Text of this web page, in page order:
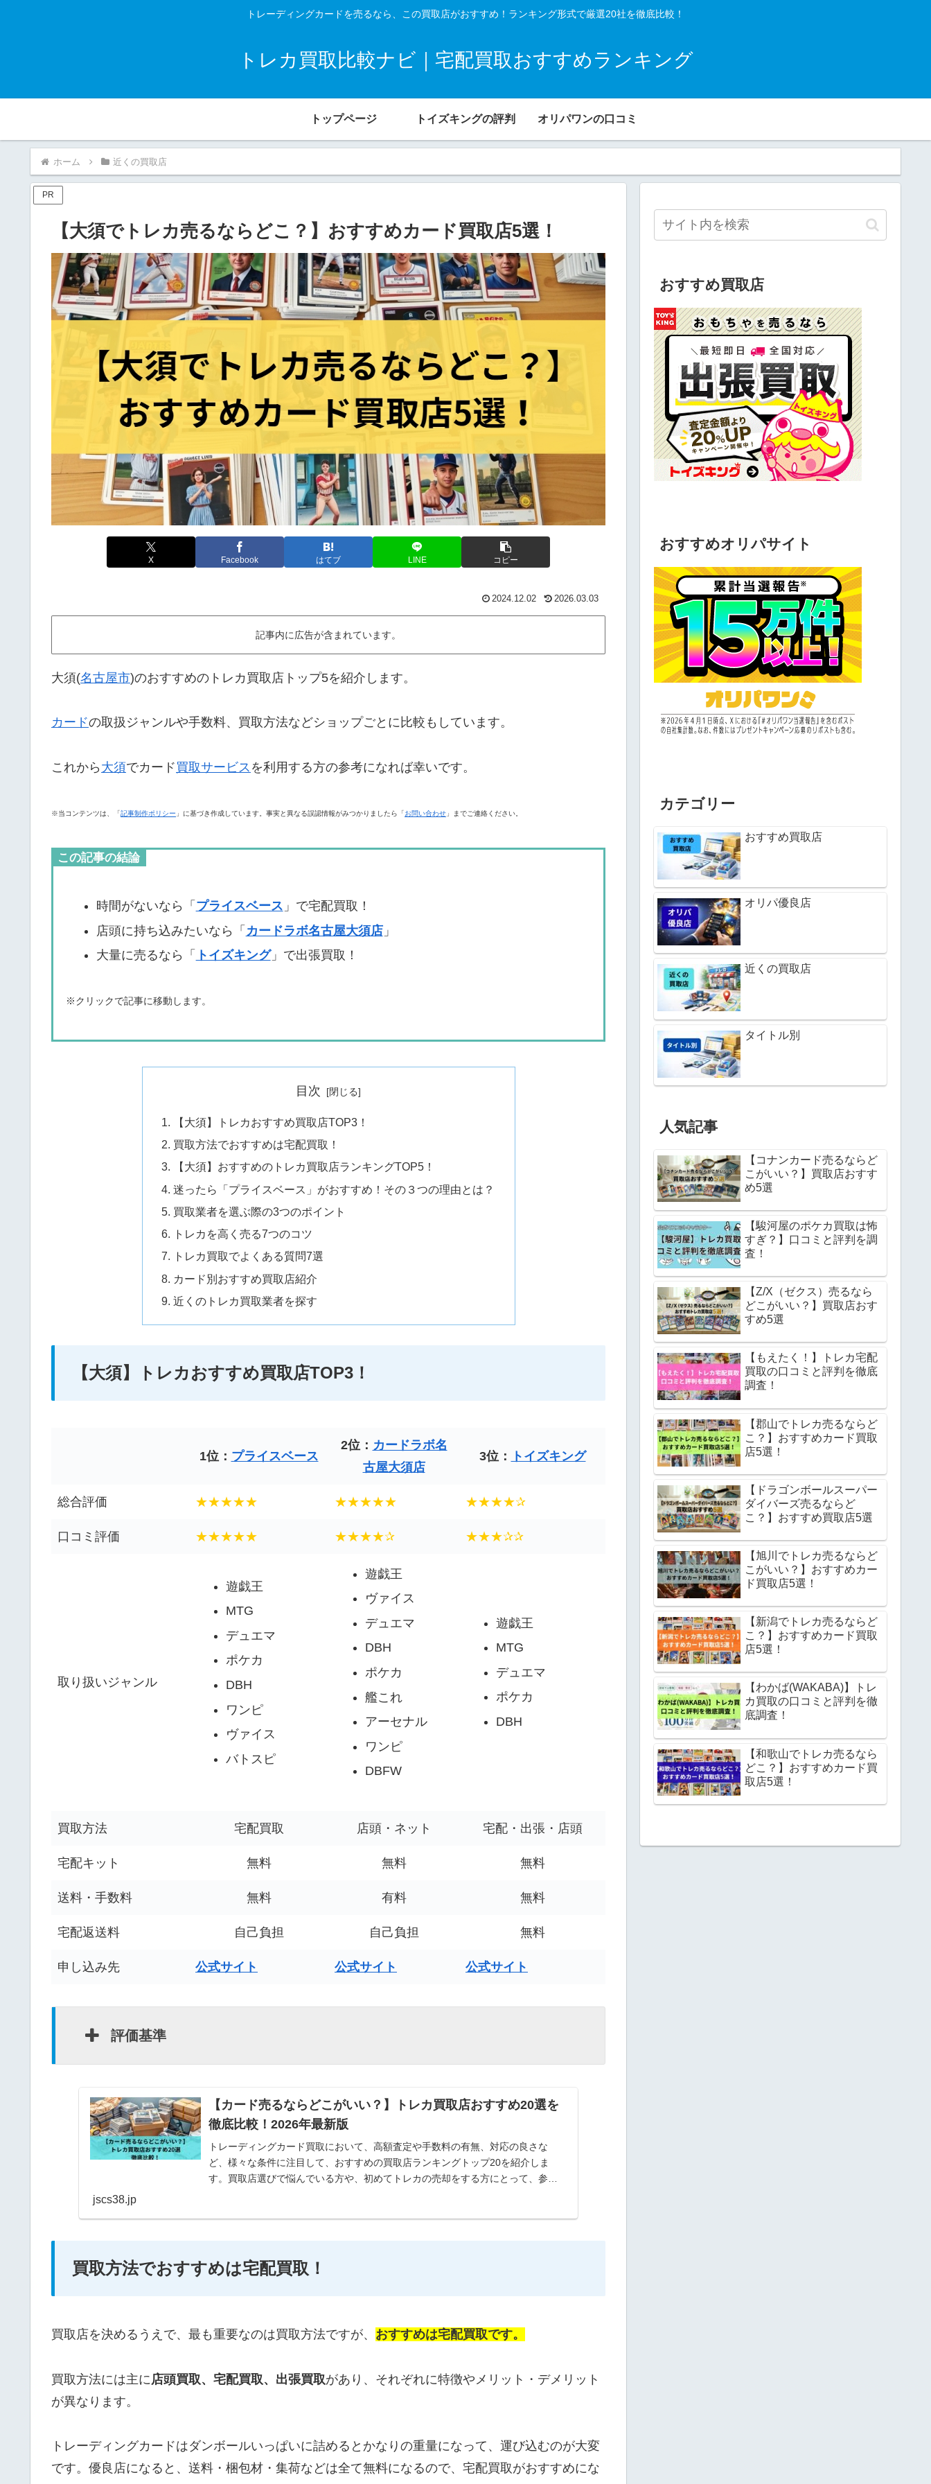
トレーディングカードを売るなら、この買取店がおすすめ！ランキング形式で厳選20社を徹底比較！
トレカ買取比較ナビ｜宅配買取おすすめランキング
トップページ トイズキングの評判 オリパワンの口コミ
ホーム 近くの買取店
PR
【大須でトレカ売るならどこ？】おすすめカード買取店5選！
X Facebook はてブ LINE コピー
2024.12.02 2026.03.03
記事内に広告が含まれています。
大須(名古屋市)のおすすめのトレカ買取店トップ5を紹介します。
カードの取扱ジャンルや手数料、買取方法などショップごとに比較もしています。
これから 大須でカード買取サービス を利用する方の参考になれば幸いです。
※当コンテンツは、「記事制作ポリシー 」に基づき作成しています。事実と異なる誤認情報がみつかりましたら「お問い合わせ 」までご連絡ください。
この記事の結論
時間がないなら「 プライスベース 」で宅配買取！
店頭に持ち込みたいなら「 カードラボ名古屋大須店」
大量に売るなら「
トイズキング」で出張買取！
※クリックで記事に移動します。
目次
【大須】トレカおすすめ買取店TOP3！
買取方法でおすすめは宅配買取！
【大須】おすすめのトレカ買取店ランキングTOP5！
迷ったら「プライスベース」がおすすめ！その３つの理由とは？
買取業者を選ぶ際の3つのポイント
トレカを高く売る7つのコツ
トレカ買取でよくある質問7選
カード別おすすめ買取店紹介
近くのトレカ買取業者を探す
【大須】トレカおすすめ買取店TOP3！
1位： プライスベース
2位： カードラボ名
古屋大須店
3位： トイズキング
総合評価 ★★★★★ ★★★★★ ★★★★✰
口コミ評価 ★★★★★ ★★★★✰ ★★★✰✰
取り扱いジャンル
遊戯王
MTG
デュエマ
ポケカ
DBH
ワンピ
ヴァイス
バトスピ
遊戯王
ヴァイス
デュエマ
DBH
ポケカ
艦これ
アーセナル
ワンピ
DBFW
遊戯王
MTG
デュエマ
ポケカ
DBH
買取方法 宅配買取 店頭・ネット 宅配・出張・店頭
宅配キット 無料 無料 無料
送料・手数料 無料 有料 無料
宅配返送料 自己負担 自己負担 無料
申し込み先 公式サイト 公式サイト 公式サイト
評価基準
【カード売るならどこがいい？】トレカ買取店おすすめ20選を
徹底比較！2026年最新版
トレーディングカード買取において、高額査定や手数料の有無、対応の良さな
ど、様々な条件に注目して、おすすめの買取店ランキングトップ20を紹介しま
す。買取店選びで悩んでいる方や、初めてトレカの売却をする方にとって、参考
jscs38.jp
買取方法でおすすめは宅配買取！
買取店を決めるうえで、最も重要なのは買取方法ですが、 おすすめは宅配買取です。
買取方法には主に 店頭買取、 宅配買取、出張買取があり、それぞれに特徴やメリット・デメリット
が異なります。
トレーディングカードはダンボールいっぱいに詰めるとかなりの重量になって、運び込むのが大変
です。優良店になると、送料・梱包材・集荷などは全て無料になるので、宅配買取がおすすめにな
おすすめ買取店
おすすめオリパサイト
カテゴリー
おすすめ買取店
オリパ優良店
近くの買取店
タイトル別
人気記事
【コナンカード売るならど
こがいい？】買取店おすす
め5選
【駿河屋のポケカ買取は怖
すぎ？】口コミと評判を調
査！
【Z/X（ゼクス）売るなら
どこがいい？】買取店おす
すめ5選
【もえたく！】トレカ宅配
買取の口コミと評判を徹底
調査！
【郡山でトレカ売るならど
こ？】おすすめカード買取
店5選！
【ドラゴンボールスーパー
ダイバーズ売るならど
こ？】おすすめ買取店5選
【旭川でトレカ売るならど
こがいい？】おすすめカー
ド買取店5選！
【新潟でトレカ売るならど
こ？】おすすめカード買取
店5選！
【わかば(WAKABA)】トレ
カ買取の口コミと評判を徹
底調査！
【和歌山でトレカ売るなら
どこ？】おすすめカード買
取店5選！